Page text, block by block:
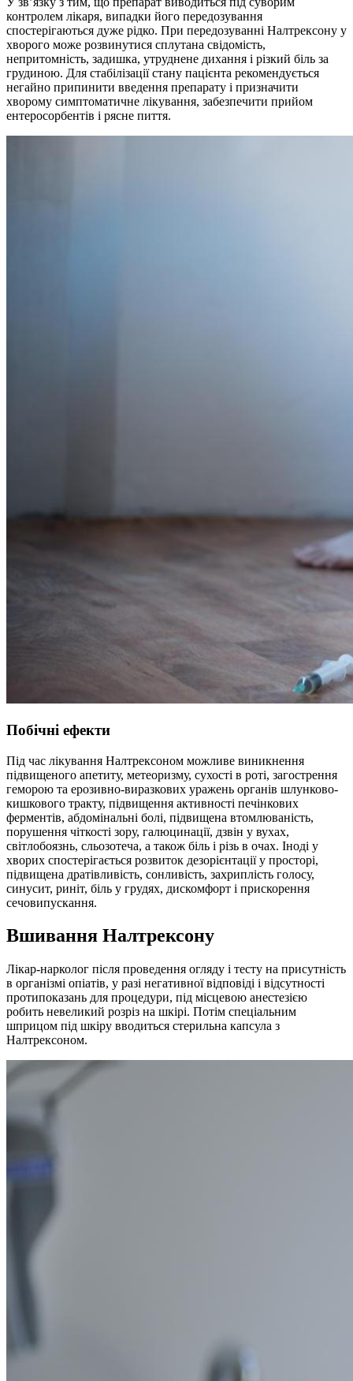
контролем лікаря, випадки його передозування
спостерігаються дуже рідко. При передозуванні Налтрексону у
хворого може розвинутися сплутана свідомість,
непритомність, задишка, утруднене дихання і різкий біль за
грудиною. Для стабілізації стану пацієнта рекомендується
негайно припинити введення препарату і призначити
хворому симптоматичне лікування, забезпечити прийом
ентеросорбентів і рясне пиття.
Побічні ефекти
Під час лікування Налтрексоном можливе виникнення
підвищеного апетиту, метеоризму, сухості в роті, загострення
геморою та ерозивно-виразкових уражень органів шлунково-
кишкового тракту, підвищення активності печінкових
ферментів, абдомінальні болі, підвищена втомлюваність,
порушення чіткості зору, галюцинації, дзвін у вухах,
світлобоязнь, сльозотеча, а також біль і різь в очах. Іноді у
хворих спостерігається розвиток дезорієнтації у просторі,
підвищена дратівливість, сонливість, захриплість голосу,
синусит, риніт, біль у грудях, дискомфорт і прискорення
сечовипускання.
Вшивання Налтрексону
Лікар-нарколог після проведення огляду і тесту на присутність
в організмі опіатів, у разі негативної відповіді і відсутності
протипоказань для процедури, під місцевою анестезією
робить невеликий розріз на шкірі. Потім спеціальним
шприцом під шкіру вводиться стерильна капсула з
Налтрексоном.